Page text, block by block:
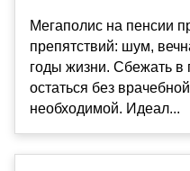
Мегаполис на пенсии
препятствий: шум,
годы жизни. Сбежать
остаться без
необходимой. Идеал...